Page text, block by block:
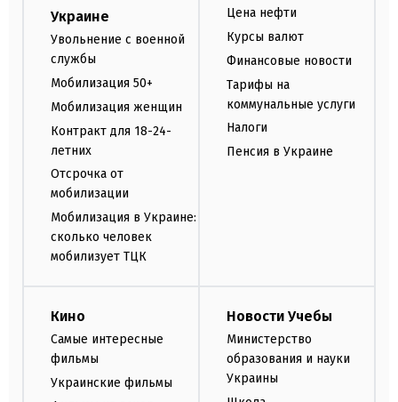
Украине
Увольнение с военной
службы
Мобилизация 50+
Мобилизация женщин
Контракт для 18-24-
летних
Отсрочка от
мобилизации
Мобилизация в Украине:
сколько человек
мобилизует ТЦК
Цена нефти
Курсы валют
Финансовые новости
Тарифы на
коммунальные услуги
Налоги
Пенсия в Украине
Кино
Самые интересные
фильмы
Украинские фильмы
Новости Учебы
Министерство
образования и науки
Украины